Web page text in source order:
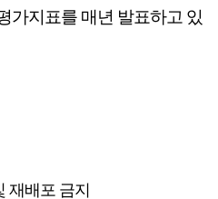
가지표를 매년 발표하고 있
재배포 금지